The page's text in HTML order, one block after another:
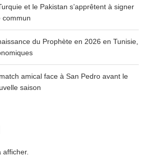
et le Pakistan s’apprêtent à signer
commun
du Prophète en 2026 en Tunisie,
amical face à San Pedro avant le
saison